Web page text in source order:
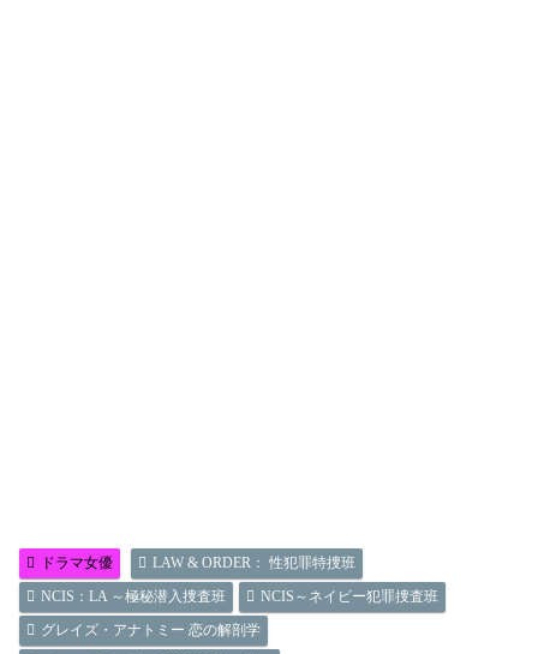
ドラマ女優
LAW & ORDER： 性犯罪特捜班
NCIS：LA ～極秘潜入捜査班
NCIS～ネイビー犯罪捜査班
グレイズ・アナトミー 恋の解剖学